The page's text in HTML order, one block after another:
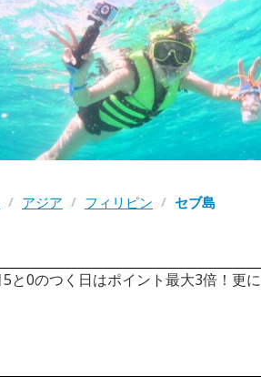
/ アジア / フィリピン / セブ島